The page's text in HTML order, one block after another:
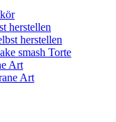
herstellen
Art